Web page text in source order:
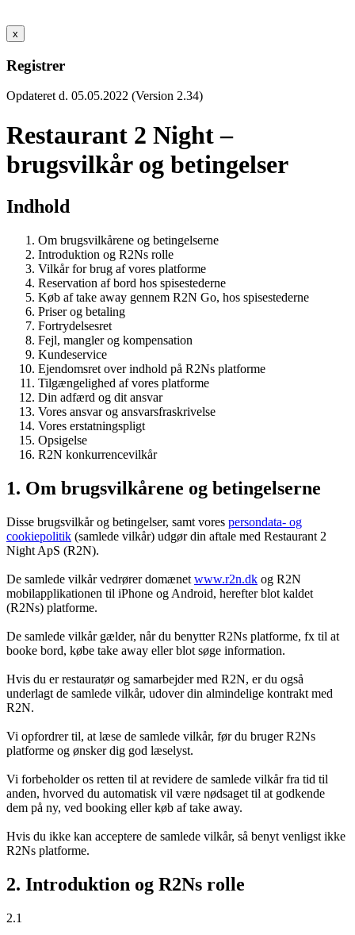
x
Registrer
Opdateret d. 05.05.2022 (Version 2.34)
Restaurant 2 Night –
brugsvilkår og betingelser
Indhold
Om brugsvilkårene og betingelserne
Introduktion og R2Ns rolle
Vilkår for brug af vores platforme
Reservation af bord hos spisestederne
Køb af take away gennem R2N Go, hos spisestederne
Priser og betaling
Fortrydelsesret
Fejl, mangler og kompensation
Kundeservice
Ejendomsret over indhold på R2Ns platforme
Tilgængelighed af vores platforme
Din adfærd og dit ansvar
Vores ansvar og ansvarsfraskrivelse
Vores erstatningspligt
Opsigelse
R2N konkurrencevilkår
1. Om brugsvilkårene og betingelserne
Disse brugsvilkår og betingelser, samt vores persondata- og
cookiepolitik (samlede vilkår) udgør din aftale med Restaurant 2
Night ApS (R2N).
De samlede vilkår vedrører domænet www.r2n.dk og R2N
mobilapplikationen til iPhone og Android, herefter blot kaldet
(R2Ns) platforme.
De samlede vilkår gælder, når du benytter R2Ns platforme, fx til at
booke bord, købe take away eller blot søge information.
Hvis du er restauratør og samarbejder med R2N, er du også
underlagt de samlede vilkår, udover din almindelige kontrakt med
R2N.
Vi opfordrer til, at læse de samlede vilkår, før du bruger R2Ns
platforme og ønsker dig god læselyst.
Vi forbeholder os retten til at revidere de samlede vilkår fra tid til
anden, hvorved du automatisk vil være nødsaget til at godkende
dem på ny, ved booking eller køb af take away.
Hvis du ikke kan acceptere de samlede vilkår, så benyt venligst ikke
R2Ns platforme.
2. Introduktion og R2Ns rolle
2.1